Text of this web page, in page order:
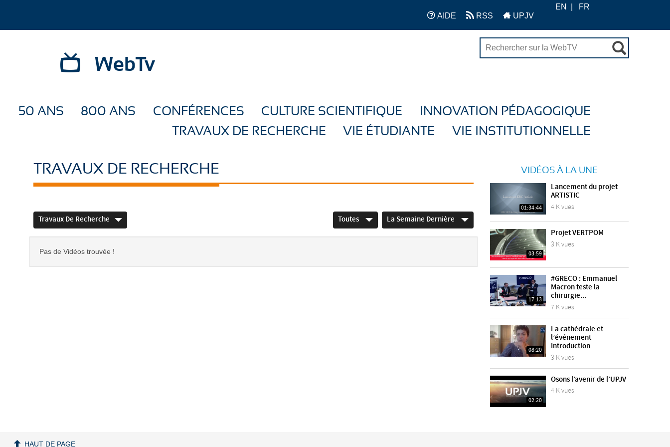
AIDE RSS UPJV
EN FR
WebTv
50 ANS 800 ANS CONFÉRENCES CULTURE SCIENTIFIQUE
INNOVATION PÉDAGOGIQUE
TRAVAUX DE RECHERCHE
VIE ÉTUDIANTE VIE INSTITUTIONNELLE
TRAVAUX DE RECHERCHE
Travaux De Recherche Toutes La Semaine Dernière
Pas de Vidéos trouvée !
VIDÉOS À LA UNE
01:34:44
Lancement du projet
ARTISTIC
4 K vues
03:59
Projet VERTPOM
3 K vues
17:13
#GRECO : Emmanuel
Macron teste la
chirurgie...
7 K vues
08:20
La cathédrale et
l’événement
Introduction
3 K vues
02:20
Osons l’avenir de l’UPJV
4 K vues
HAUT DE PAGE